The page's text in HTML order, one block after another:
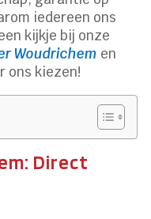
iedereen ons
kijkje bij onze
Woudrichem en
ons kiezen!
Direct